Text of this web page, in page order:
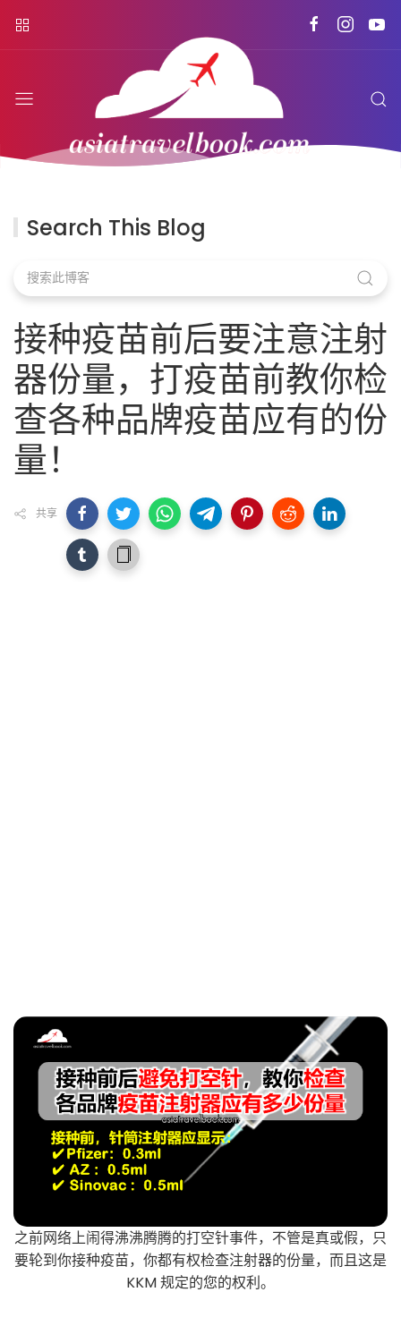
Search This Blog
接种疫苗前后要注意注射
器份量，打疫苗前教你检
查各种品牌疫苗应有的份
量！
共享
之前网络上闹得沸沸腾腾的打空针事件，不管是真或假，只
要轮到你接种疫苗，你都有权检查注射器的份量，而且这是
KKM 规定的您的权利。